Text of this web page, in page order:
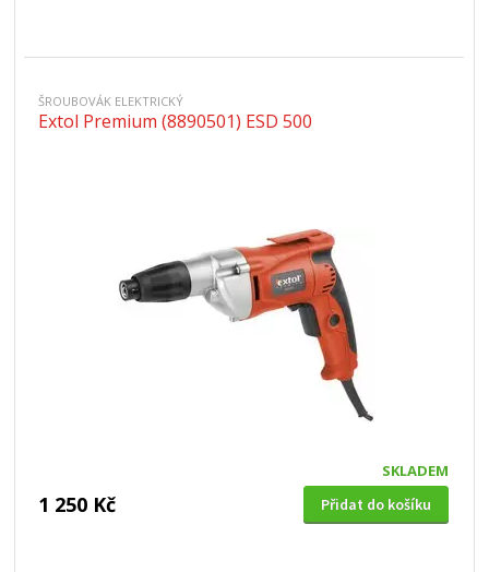
ŠROUBOVÁK ELEKTRICKÝ
Extol Premium (8890501) ESD 500
SKLADEM
1 250 Kč Přidat do košíku